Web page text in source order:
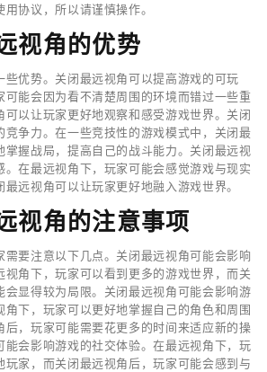
协议，所以请谨慎操作。
视角的优势
些优势。关闭最远视角可以提高游戏的可玩
可能会因为看不清楚周围的环境而错过一些重
可以让玩家更好地观察和感受游戏世界。关闭
竞争力。在一些竞技性的游戏模式中，关闭最
掌握战局，提高自己的战斗能力。关闭最远视
。在最远视角下，玩家可能会感觉游戏与现实
远视角可以让玩家更好地融入游戏世界。
视角的注意事项
需要注意以下几点。关闭最远视角可能会影响
视角下，玩家可以看到更多的游戏世界，而关
会显得较为局限。关闭最远视角可能会影响游
角下，玩家可以更好地掌握自己的角色和周围
后，玩家可能需要花更多的时间来适应新的操
能会影响游戏的社交体验。在最远视角下，玩
玩家，而关闭最远视角后，玩家可能会感到与